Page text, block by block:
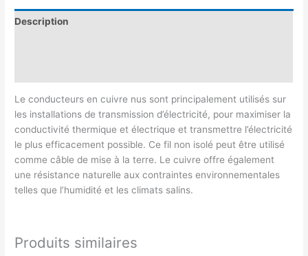
Description
Le conducteurs en cuivre nus sont principalement utilisés sur
les installations de transmission d’électricité, pour maximiser la
conductivité thermique et électrique et transmettre l’électricité
le plus efficacement possible. Ce fil non isolé peut être utilisé
comme câble de mise à la terre. Le cuivre offre également
une résistance naturelle aux contraintes environnementales
telles que l’humidité et les climats salins.
Produits similaires